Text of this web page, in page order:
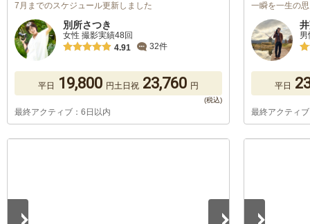
7月までのスケジュール更新しました
別所さつき
女性 撮影実績48回
4.91
32件
平日 19,800 円土日祝 23,760 円
最終アクティブ：6日以内
一瞬を一生の
平日
最終アクティ